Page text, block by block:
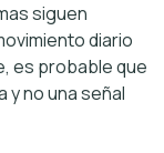
siguen
diario
es probable que
y no una señal